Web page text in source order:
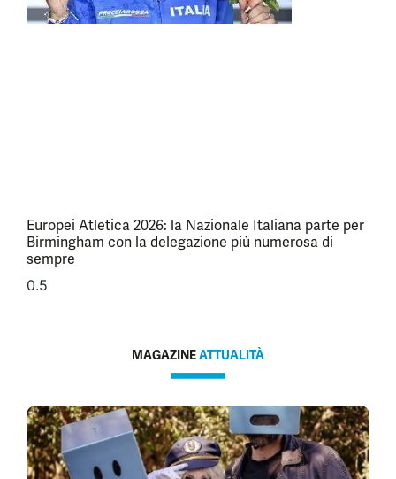
Europei Atletica 2026: la Nazionale Italiana parte per
Birmingham con la delegazione più numerosa di
sempre
MAGAZINEATTUALITÀ